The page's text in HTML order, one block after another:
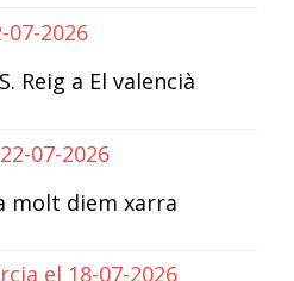
07-2026
Reig a El valencià
07-2026
molt diem xarra
el 18-07-2026